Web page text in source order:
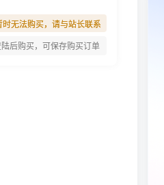
时无法购买，请与站长联系
后购买，可保存购买订单